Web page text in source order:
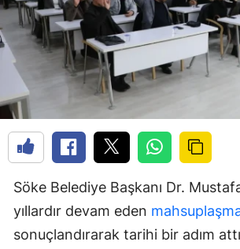
Söke Belediye Başkanı Dr.
yıllardır devam eden
sonuçlandırarak tarihi bir adım